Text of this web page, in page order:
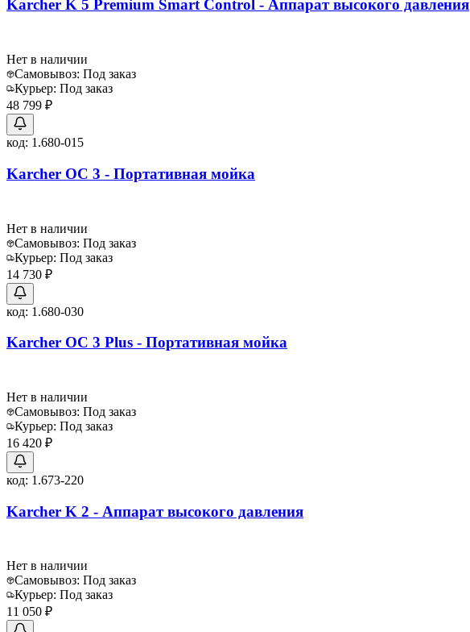
Karcher K 5 Premium Smart Control - Аппарат высокого давления
Нет в наличии
Самовывоз: Под заказ
Курьер: Под заказ
48 799 ₽
код: 1.680-015
Karcher OC 3 - Портативная мойка
Нет в наличии
Самовывоз: Под заказ
Курьер: Под заказ
14 730 ₽
код: 1.680-030
Karcher OC 3 Plus - Портативная мойка
Нет в наличии
Самовывоз: Под заказ
Курьер: Под заказ
16 420 ₽
код: 1.673-220
Karcher K 2 - Аппарат высокого давления
Нет в наличии
Самовывоз: Под заказ
Курьер: Под заказ
11 050 ₽